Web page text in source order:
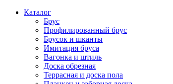
Каталог
Брус
Профилированный брус
Брусок и шканты
Имитация бруса
Вагонка и штиль
Доска обрезная
Террасная и доска пола